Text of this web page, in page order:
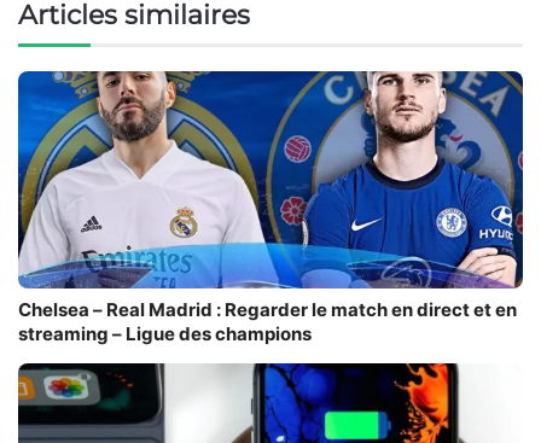
Articles similaires
Chelsea – Real Madrid : Regarder le match en direct et en
streaming – Ligue des champions